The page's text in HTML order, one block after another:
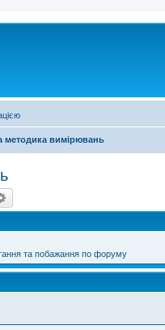
методика вимірювань
та побажання по форуму